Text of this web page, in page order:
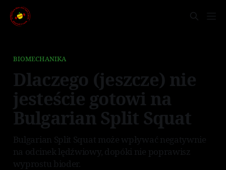
BIOMECHANIKA
Dlaczego (jeszcze) nie
jesteście gotowi na
Bulgarian Split Squat
Bulgarian Split Squat może wpływać negatywnie
na odcinek lędźwiowy, dopóki nie poprawisz
wyprostu bioder.